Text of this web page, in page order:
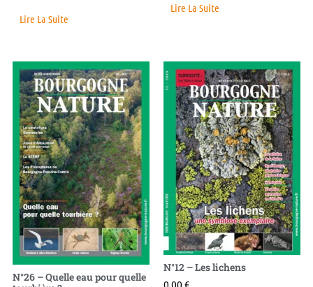
Lire La Suite
Lire La Suite
N°26 – Quelle eau pour quelle
N°12 – Les lichens